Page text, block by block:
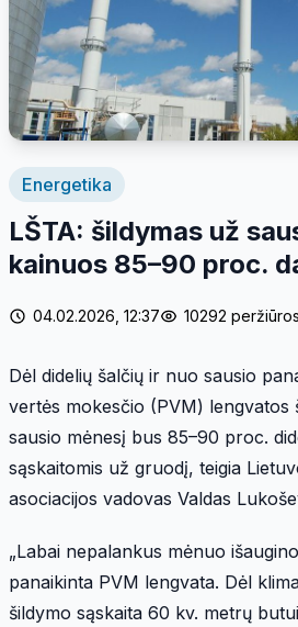
Energetika
LŠTA: šildymas už
kainuos 85–90 proc.
04.02.2026, 12:37 10292 peržiūros
Dėl didelių šalčių ir nuo sausio
vertės mokesčio (PVM) lengvatos
sausio mėnesį bus 85–90 proc.
sąskaitomis už gruodį, teigia
asociacijos vadovas Valdas
„Labai nepalankus mėnuo
panaikinta PVM lengvata. Dėl
šildymo sąskaita 60 kv. metrų